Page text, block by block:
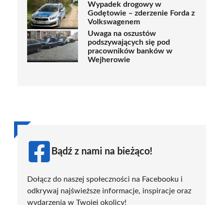
Wypadek drogowy w
Godętowie – zderzenie Forda z
Volkswagenem
Uwaga na oszustów
podszywających się pod
pracowników banków w
Wejherowie
Bądź z nami na bieżąco!
Dołącz do naszej społeczności na Facebooku i
odkrywaj najświeższe informacje, inspiracje oraz
wydarzenia w Twojej okolicy!